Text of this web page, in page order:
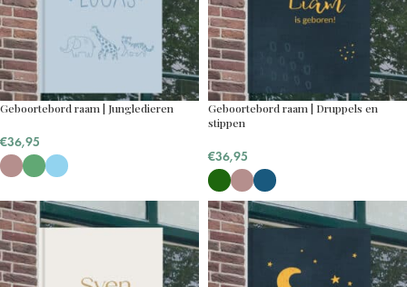
Geboortebord raam | Jungledieren
€36,95
Geboortebord raam | Druppels en
stippen
€36,95